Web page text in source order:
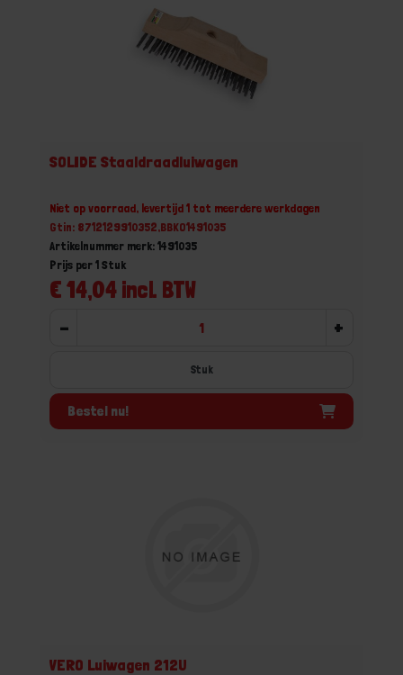
SOLIDE Staaldraadluiwagen
Niet op voorraad, levertijd 1 tot meerdere werkdagen
Gtin: 8712129910352,BBKO1491035
Artikelnummer merk: 1491035
€ 14,04 incl. BTW
Prijs per 1 Stuk
- +
Stuk
Bestel nu!
VERO Luiwagen 212U